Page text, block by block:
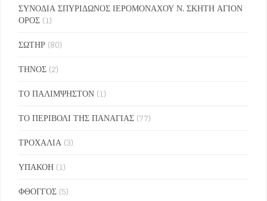
ΣΥΝΟΔΙΑ ΣΠΥΡΙΔΩΝΟΣ ΙΕΡΟΜΟΝΑΧΟΥ Ν. ΣΚΗΤΗ ΑΓΙΟΝ
ΟΡΟΣ (1)
ΣΩΤΗΡ (80)
ΤΗΝΟΣ (2)
ΤΟ ΠΑΛΙΜΨΗΣΤΟΝ (1)
ΤΟ ΠΕΡΙΒΟΛΙ ΤΗΣ ΠΑΝΑΓΙΑΣ (77)
ΤΡΟΧΑΛΙΑ (3)
ΥΠΑΚΟΗ (1)
ΦΘΟΓΓΟΣ (5)